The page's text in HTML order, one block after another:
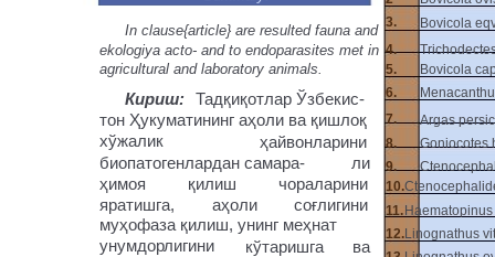
In clause{article} are resulted fauna and
ekologiya acto- and to endoparasites met in
agricultural and laboratory animals.
Кириш: Тадқиқотлар Ўзбекис-
тон Ҳукуматининг аҳоли ва қишлоқ
хўжалик
ҳайвонларини
биопатогенлардан самара-
ли
ҳимоя
қилиш
чораларини
яратишга,
аҳоли
соғлигини
муҳофаза қилиш, унинг меҳнат
унумдорлигини
кўтаришга
ва
3.
Bovicola
4.
5.
Bovicola
6.
7.
Argas
8.
Goniocotes
9.
10.
11.
12.Linognathus